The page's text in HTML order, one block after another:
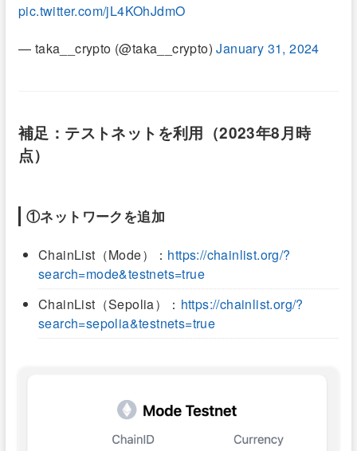
pic.twitter.com/jL4KOhJdmO
— taka__crypto (@taka__crypto)January 31, 2024
補足：テストネットを利用（2023年8月時
点）
①ネットワークを追加
ChainList（Mode）： https://chainlist.org/?
search=mode&testnets=true
ChainList（Sepolia）： https://chainlist.org/?
search=sepolia&testnets=true